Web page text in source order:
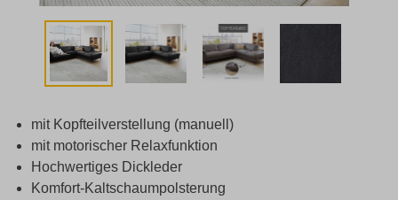
mit Kopfteilverstellung (manuell)
mit motorischer Relaxfunktion
Hochwertiges Dickleder
Komfort-Kaltschaumpolsterung